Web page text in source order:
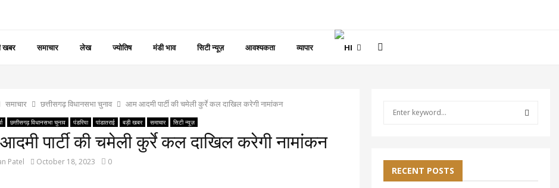
खबर समाचार लेख ज्योतिष मंडी भाव सिटी न्यूज़ आवश्यकता व्यापार
समाचार छत्तीसगढ़ विधानसभा चुनाव आम आदमी पार्टी की चमेली कुर्रे कल दाखिल करेगी नामांकन
छत्तीसगढ़ विधानसभा चुनाव पंडरिया पांडातराई बड़ी खबर समाचार सिटी न्यूज़
पार्टी की चमेली कुर्रे कल दाखिल करेगी नामांकन
Patel October 18, 2023 0
f
RECENT POSTS